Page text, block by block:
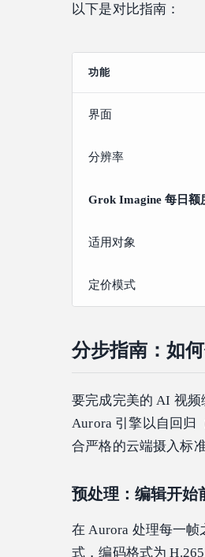
以下是对比指南：
功能
界面
分辨率
Grok Imagine 每日额
适用对象
定价模式
分步指南：如
要完成完美的 AI 视
Aurora 引擎以自回归
合严格的云端摄入标准
预处理：编辑开始
在 Aurora 处理每一
式，编码格式为